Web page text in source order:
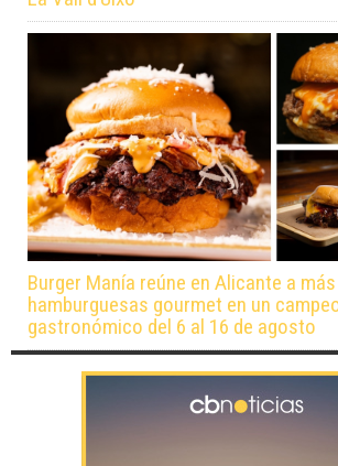
Burger Manía reúne en Alicante a
hamburguesas gourmet en un
gastronómico del 6 al 16 de agosto